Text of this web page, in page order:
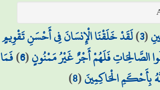
(
3
)لَقَدْ خَلَقْنَا الْإِنسَانَ فِي أَحْسَنِ تَقْوِيمٍ
الصَّالِحَاتِ فَلَهُمْ أَجْرٌ غَيْرُ مَمْنُونٍ(
6
)فَمَا
بِأَحْكَمِ الْحَاكِمِينَ(
8
)